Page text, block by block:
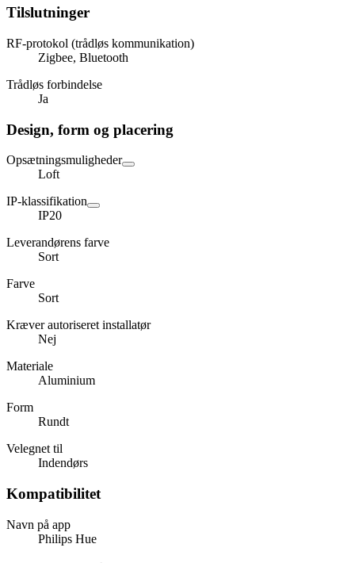
Tilslutninger
RF-protokol (trådløs kommunikation)
Zigbee, Bluetooth
Trådløs forbindelse
Ja
Design, form og placering
Opsætningsmuligheder
Loft
IP-klassifikation
IP20
Leverandørens farve
Sort
Farve
Sort
Kræver autoriseret installatør
Nej
Materiale
Aluminium
Form
Rundt
Velegnet til
Indendørs
Kompatibilitet
Navn på app
Philips Hue